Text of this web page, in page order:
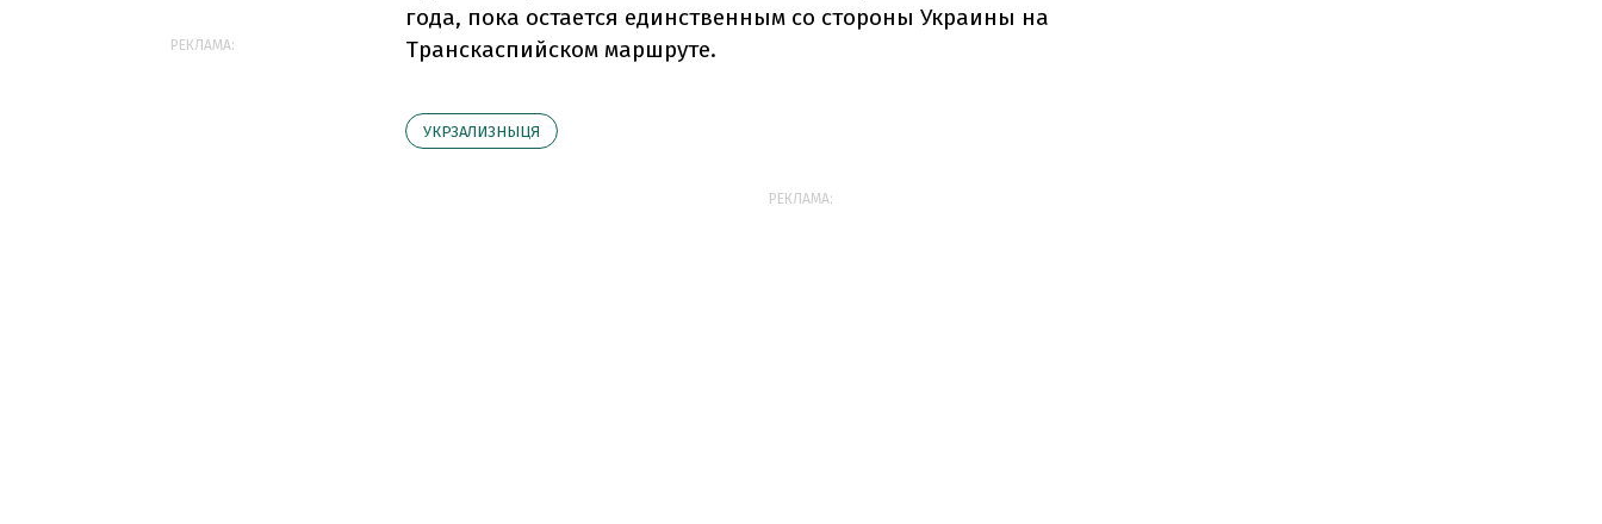
года, пока остается единственным со стороны Украины на
Транскаспийском маршруте.
УКРЗАЛИЗНЫЦЯ
РЕКЛАМА:
РЕКЛАМА: